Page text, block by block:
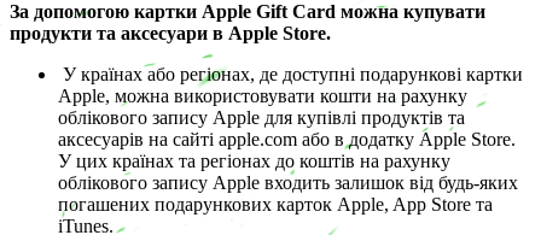
За допомогою картки Apple Gift Card можна купувати
продукти та аксесуари в Apple Store.
У країнах або регіонах, де доступні подарункові картки
Apple, можна використовувати кошти на рахунку
облікового запису Apple для купівлі продуктів та
аксесуарів на сайті apple.com або в додатку Apple Store.
У цих країнах та регіонах до коштів на рахунку
облікового запису Apple входить залишок від будь-яких
погашених подарункових карток Apple, App Store та
iTunes.